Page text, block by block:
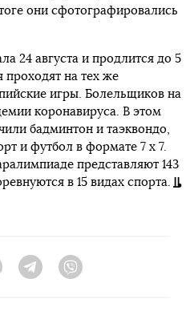
они сфотографировались
24 августа и продлится до 5
проходят на тех же
игры. Болельщиков на
коронавируса. В этом
бадминтон и таэквондо,
и футбол в формате 7 х 7.
представляют 143
в 15 видах спорта.
Twitter Telegram